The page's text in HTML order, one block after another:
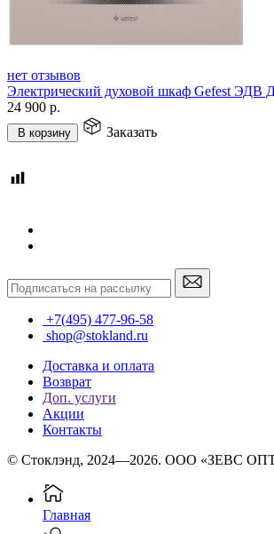
нет отзывов
Электрический духовой шкаф Gefest ЭДВ
24 900 р.
В корзину Заказать
+7(495) 477-96-58
shop@stokland.ru
Доставка и оплата
Возврат
Доп. услуги
Акции
Контакты
© Стоклэнд, 2024—2026. ООО «ЗЕВС
Главная